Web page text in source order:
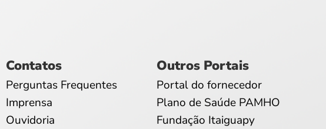
Contatos
Perguntas Frequentes
Imprensa
Ouvidoria
Outros Portais
Portal do fornecedor
Plano de Saúde PAMHO
Fundação Itaiguapy